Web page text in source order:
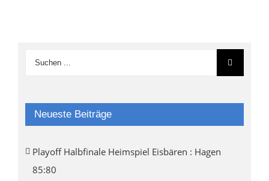
Neueste Beiträge
Playoff Halbfinale Heimspiel Eisbären : Hagen
85:80